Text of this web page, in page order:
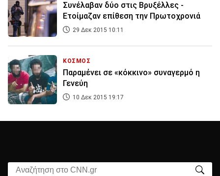
Συνέλαβαν δύο στις Βρυξέλλες -
Ετοίμαζαν επίθεση την Πρωτοχρονιά
29 Δεκ 2015 10:11
ΚΟΣΜΟΣ
Παραμένει σε «κόκκινο» συναγερμό η
Γενεύη
10 Δεκ 2015 19:17
Αναζήτηση στο CNN.gr